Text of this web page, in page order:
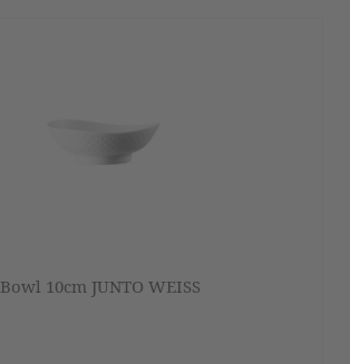
Bowl 10cm JUNTO WEISS